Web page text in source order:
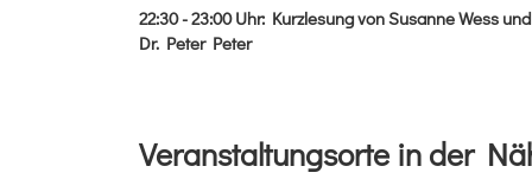
22:30 - 23:00Uhr: Kurzlesung von Susanne Wess und
Dr. Peter Peter
Veranstaltungsorte in der